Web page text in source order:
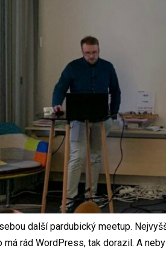
další pardubický meetup.
má rád WordPress, tak dorazil. A